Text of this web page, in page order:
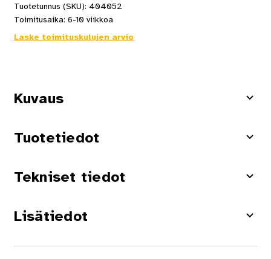
Tuotetunnus (SKU): 404052
Toimitusaika: 6-10 viikkoa
Laske toimituskulujen arvio
Kuvaus
Tuotetiedot
Tekniset tiedot
Lisätiedot